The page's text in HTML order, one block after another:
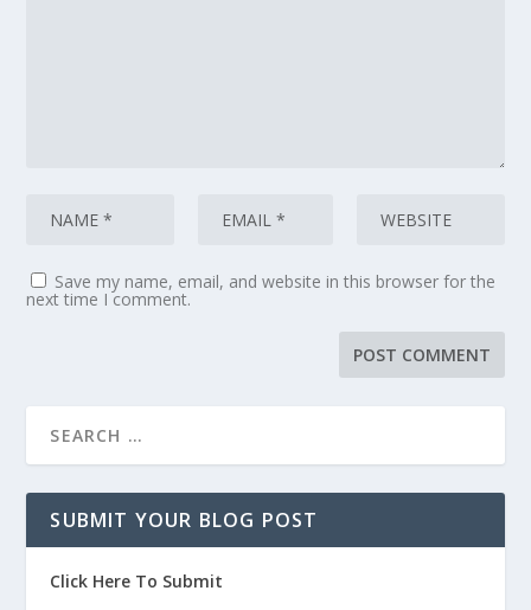
Save my name, email, and website in this browser for the
next time I comment.
SUBMIT YOUR BLOG POST
Click Here To Submit